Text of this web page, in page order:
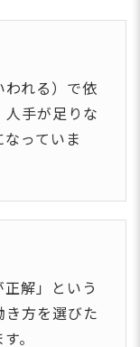
われる）で依
人手が足りな
っていま
正解」という
き方を選びた
。